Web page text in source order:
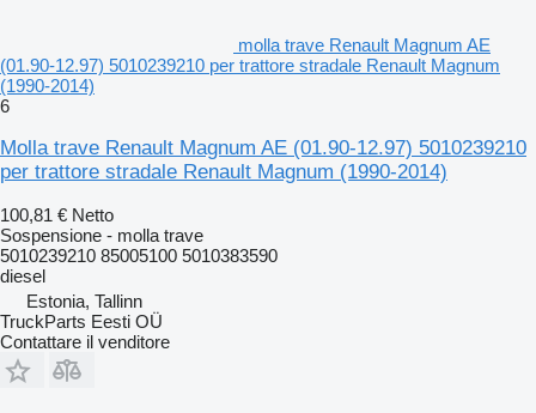
molla trave Renault Magnum AE
(01.90-12.97) 5010239210 per trattore stradale Renault Magnum
(1990-2014)
6
Molla trave Renault Magnum AE (01.90-12.97) 5010239210
per trattore stradale Renault Magnum (1990-2014)
100,81 € Netto
Sospensione - molla trave
5010239210 85005100 5010383590
diesel
Estonia, Tallinn
TruckParts Eesti OÜ
Contattare il venditore